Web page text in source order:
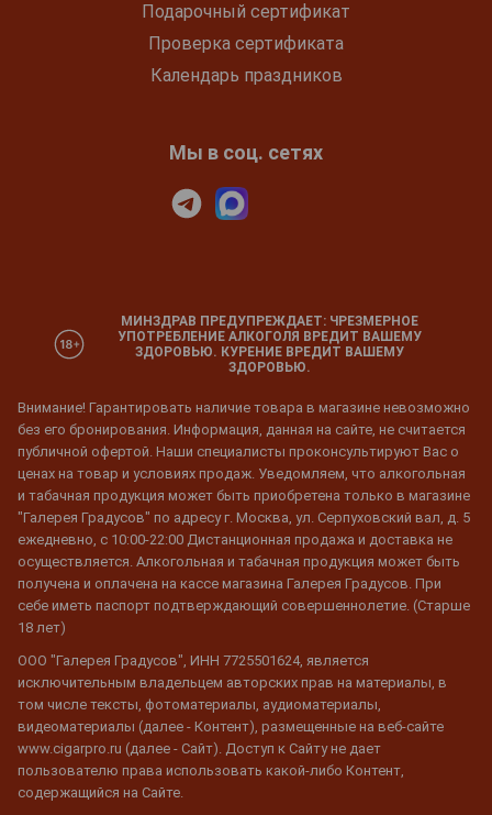
Подарочный сертификат
Проверка сертификата
Календарь праздников
Мы в соц. сетях
МИНЗДРАВ ПРЕДУПРЕЖДАЕТ: ЧРЕЗМЕРНОЕ
УПОТРЕБЛЕНИЕ АЛКОГОЛЯ ВРЕДИТ ВАШЕМУ
ЗДОРОВЬЮ. КУРЕНИЕ ВРЕДИТ ВАШЕМУ
ЗДОРОВЬЮ.
Внимание! Гарантировать наличие товара в магазине невозможно
без его бронирования. Информация, данная на сайте, не считается
публичной офертой. Наши специалисты проконсультируют Вас о
ценах на товар и условиях продаж. Уведомляем, что алкогольная
и табачная продукция может быть приобретена только в магазине
"Галерея Градусов" по адресу г. Москва, ул. Серпуховский вал, д. 5
ежедневно, с 10:00-22:00 Дистанционная продажа и доставка не
осуществляется. Алкогольная и табачная продукция может быть
получена и оплачена на кассе магазина Галерея Градусов. При
себе иметь паспорт подтверждающий совершеннолетие. (Старше
18 лет)
ООО "Галерея Градусов", ИНН 7725501624, является
исключительным владельцем авторских прав на материалы, в
том числе тексты, фотоматериалы, аудиоматериалы,
видеоматериалы (далее - Контент), размещенные на веб-сайте
www.cigarpro.ru (далее - Сайт). Доступ к Сайту не дает
пользователю права использовать какой-либо Контент,
содержащийся на Сайте.